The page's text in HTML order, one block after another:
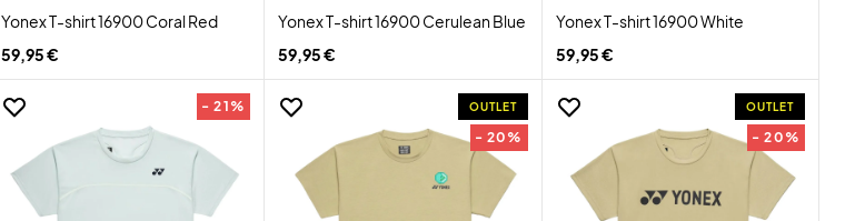
Yonex T-shirt 16900 Coral Red
59,95 €
Yonex T-shirt 16900 Cerulean Blue
59,95 €
Yonex T-shirt 16900 White
59,95 €
- 21% OUTLET
- 20%
OUTLET
- 20%